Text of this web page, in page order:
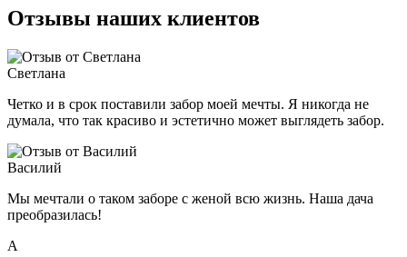
Отзывы наших клиентов
Светлана
Четко и в срок поставили забор моей мечты. Я никогда не
думала, что так красиво и эстетично может выглядеть забор.
Василий
Мы мечтали о таком заборе с женой всю жизнь. Наша дача
преобразилась!
А